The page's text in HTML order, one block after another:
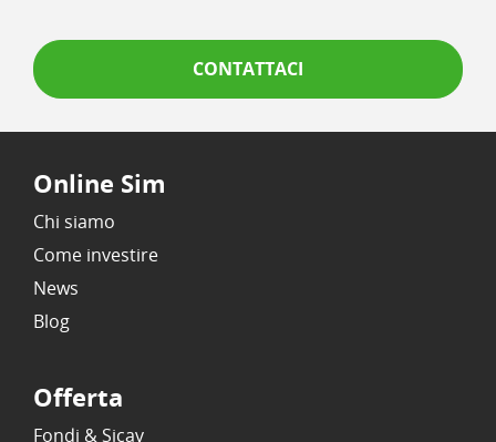
CONTATTACI
Online Sim
Chi siamo
Come investire
News
Blog
Offerta
Fondi & Sicav